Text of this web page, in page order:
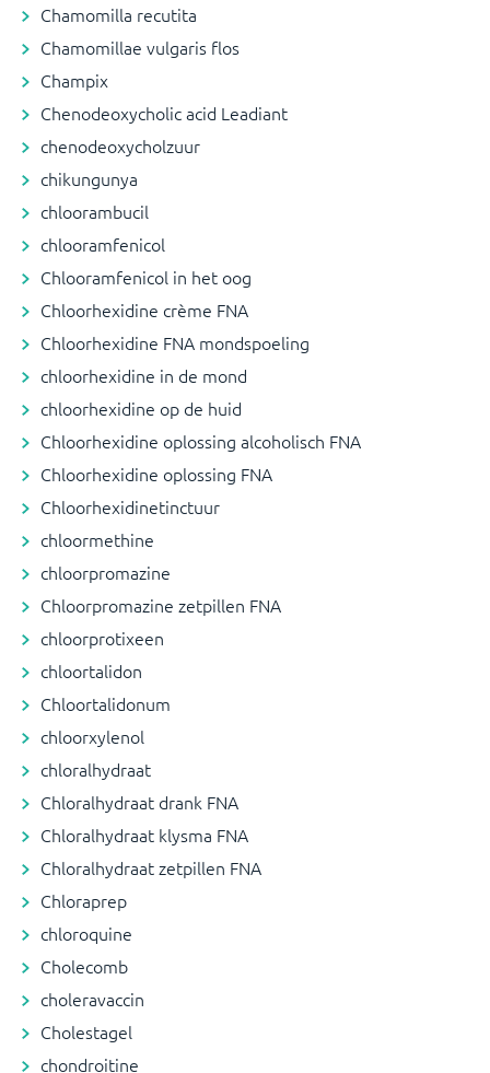
Chamomilla recutita
Chamomillae vulgaris flos
Champix
Chenodeoxycholic acid Leadiant
chenodeoxycholzuur
chikungunya
chloorambucil
chlooramfenicol
Chlooramfenicol in het oog
Chloorhexidine crème FNA
Chloorhexidine FNA mondspoeling
chloorhexidine in de mond
chloorhexidine op de huid
Chloorhexidine oplossing alcoholisch FNA
Chloorhexidine oplossing FNA
Chloorhexidinetinctuur
chloormethine
chloorpromazine
Chloorpromazine zetpillen FNA
chloorprotixeen
chloortalidon
Chloortalidonum
chloorxylenol
chloralhydraat
Chloralhydraat drank FNA
Chloralhydraat klysma FNA
Chloralhydraat zetpillen FNA
Chloraprep
chloroquine
Cholecomb
choleravaccin
Cholestagel
chondroitine